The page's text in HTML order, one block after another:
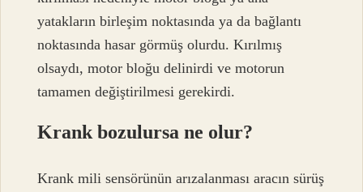
yatakların birleşim noktasında ya da bağlantı
noktasında hasar görmüş olurdu. Kırılmış
olsaydı, motor bloğu delinirdi ve motorun
tamamen değiştirilmesi gerekirdi.
Krank bozulursa ne olur?
Krank mili sensörünün arızalanması aracın sürüş